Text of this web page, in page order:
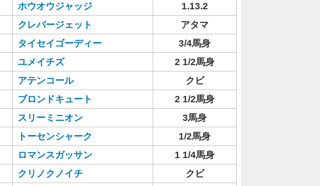
ホウオウジャッジ
1.13.2
クレバージェット
アタマ
タイセイゴーディー
3/4馬身
ユメイチズ
2 1/2馬身
アテンコール
クビ
ブロンドキュート
2 1/2馬身
スリーミニオン
3馬身
トーセンシャーク
1/2馬身
ロマンスガッサン
1 1/4馬身
クリノクノイチ
クビ